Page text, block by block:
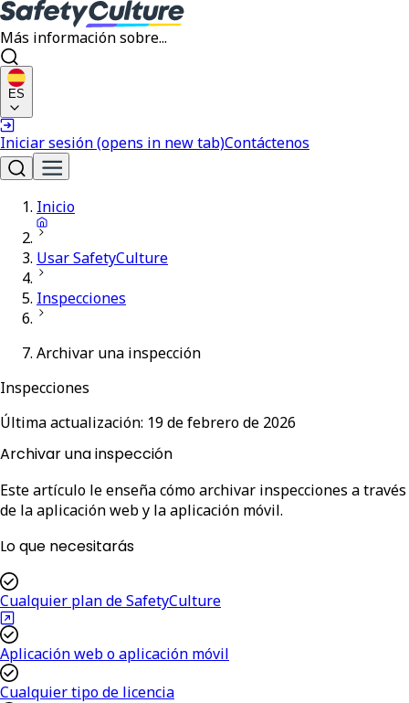
Más información sobre...
ES
Iniciar sesión(opens in new tab)Contáctenos
Inicio
Usar SafetyCulture
Inspecciones
Archivar una inspección
Inspecciones
Última actualización: 19 de febrero de 2026
Archivar una inspección
Este artículo le enseña cómo archivar inspecciones a través
de la aplicación web y la aplicación móvil.
Lo que necesitarás
Cualquier plan de SafetyCulture
Aplicación web o aplicación móvil
Cualquier tipo de licencia